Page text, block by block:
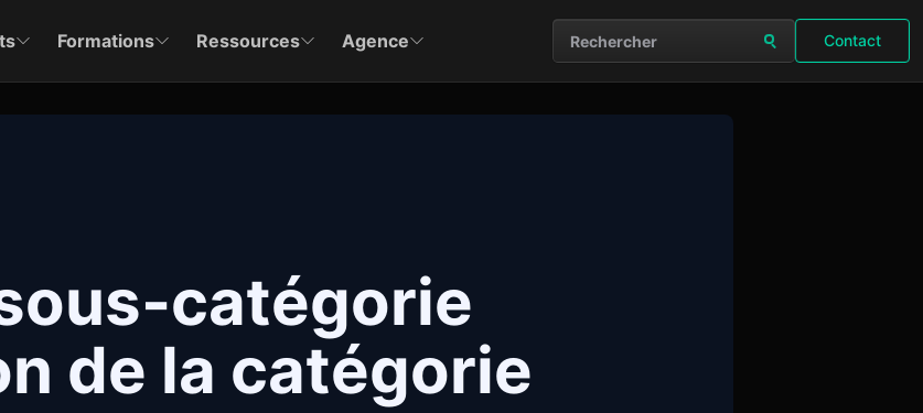
Formations Ressources Agence
Rechercher sur le site
Contact
catégorie
de la catégorie